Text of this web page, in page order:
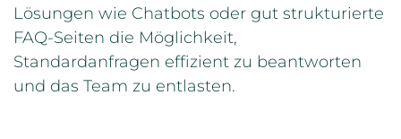
Lösungen wie Chatbots oder gut strukturierte
FAQ-Seiten die Möglichkeit,
Standardanfragen effizient zu beantworten
und das Team zu entlasten.